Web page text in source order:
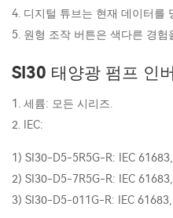
4. 디지털 튜브는 현재 데이터를
5. 원형 조작 버튼은 색다른 경험
SI30 태양광 펌프 인
1. 세륨: 모든 시리즈.
2. IEC:
1) SI30-D5-5R5G-R: IEC
2) SI30-D5-7R5G-R: IEC
3) SI30-D5-011G-R: IEC